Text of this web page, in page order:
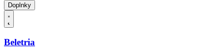
Doplnky
Beletria